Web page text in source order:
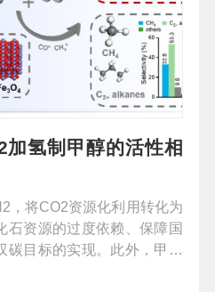
加氢制甲醇的活性相
，将CO2资源化利用转化为
石资源的过度依赖、保障国
碳目标的实现。此外，甲醇
直接用作交通运输燃料或